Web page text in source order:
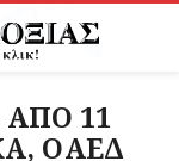
11
ΟΑΕΔ